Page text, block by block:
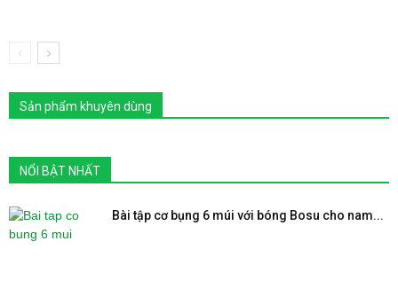
Sản phẩm khuyên dùng
NỔI BẬT NHẤT
Bài tập cơ bụng 6 múi với bóng Bosu cho nam...